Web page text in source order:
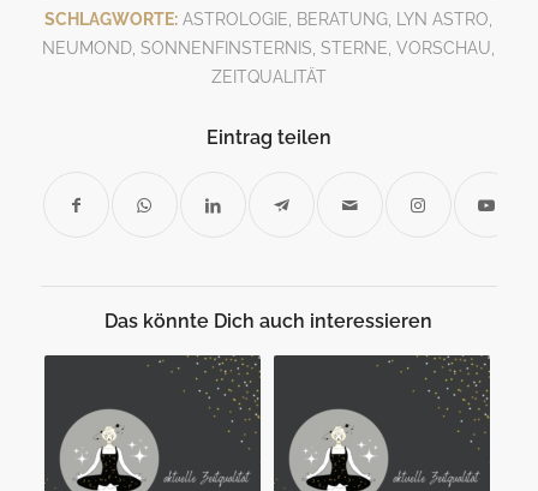
SCHLAGWORTE: ASTROLOGIE BERATUNG LYN ASTRO
NEUMOND ,SONNENFINSTERNIS ,STERNE ,VORSCHAU
ZEITQUALITÄT
Eintrag teilen
Das könnte Dich auch interessieren